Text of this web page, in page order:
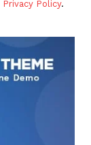
Privacy Policy.